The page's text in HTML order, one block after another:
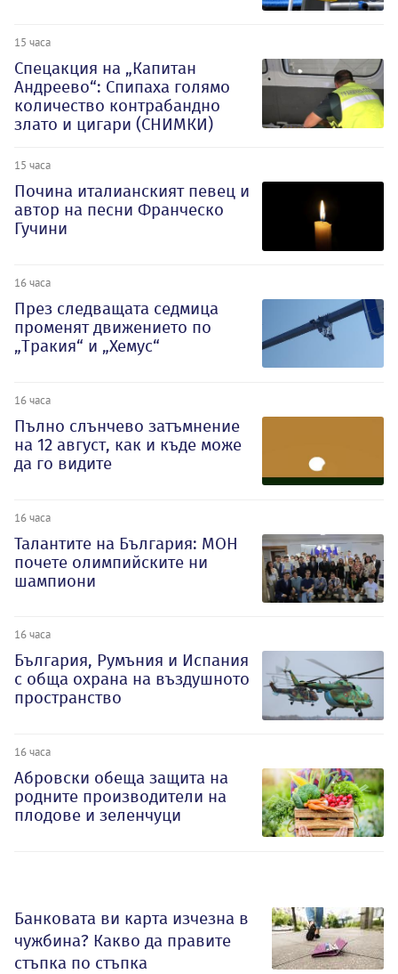
15 часа
Спецакция на „Капитан
Андреево“: Спипаха голямо
количество контрабандно
злато и цигари (СНИМКИ)
15 часа
Почина италианският певец и
автор на песни Франческо
Гучини
16 часа
През следващата седмица
променят движението по
„Тракия“ и „Хемус“
16 часа
Пълно слънчево затъмнение
на 12 август, как и къде може
да го видите
16 часа
Талантите на България: МОН
почете олимпийските ни
шампиони
16 часа
България, Румъния и Испания
с обща охрана на въздушното
пространство
16 часа
Абровски обеща защита на
родните производители на
плодове и зеленчуци
Банковата ви карта изчезна в
чужбина? Какво да правите
стъпка по стъпка